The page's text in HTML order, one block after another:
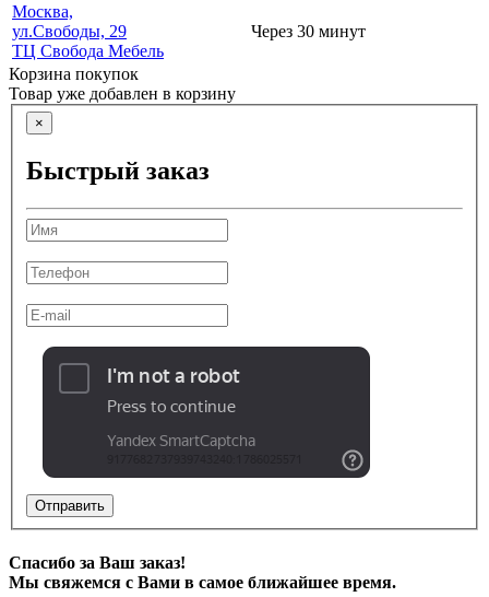
Москва,
ул.Свободы, 29
ТЦ Свобода Мебель
Через 30 минут
Корзина покупок
Товар уже добавлен в корзину
×
Быстрый заказ
Отправить
Спасибо за Ваш заказ!
Мы свяжемся с Вами в самое ближайшее время.